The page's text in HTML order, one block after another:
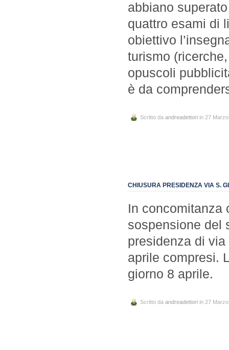
abbiano
quattro esami di
obiettivo
turismo
opuscoli
è da
Scritto da andreadettori in 27
CHIUSURA PRESIDENZA VIA S.
In concomitanza
sospensione del
presidenza di
aprile compresi.
giorno 8 aprile.
Scritto da andreadettori in 27